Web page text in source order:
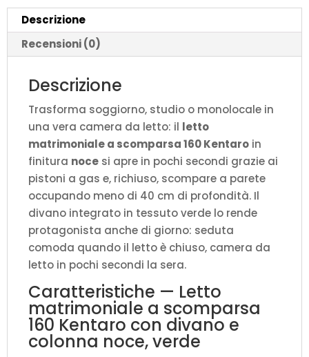
e
colonna
noce,
verde
L.233,6
P.105,2
H.210,5
(aperto
P.215
quantità
Descrizione
Recensioni (0)
Descrizione
Trasforma soggiorno, studio o monolocale in
una vera camera da letto: il letto
matrimoniale a scomparsa 160 Kentaro in
finitura noce si apre in pochi secondi grazie ai
pistoni a gas e, richiuso, scompare a parete
occupando meno di 40 cm di profondità. Il
divano integrato in tessuto verde lo rende
protagonista anche di giorno: seduta
comoda quando il letto è chiuso, camera da
letto in pochi secondi la sera.
Caratteristiche — Letto
matrimoniale a scomparsa
160 Kentaro con divano e
colonna noce, verde